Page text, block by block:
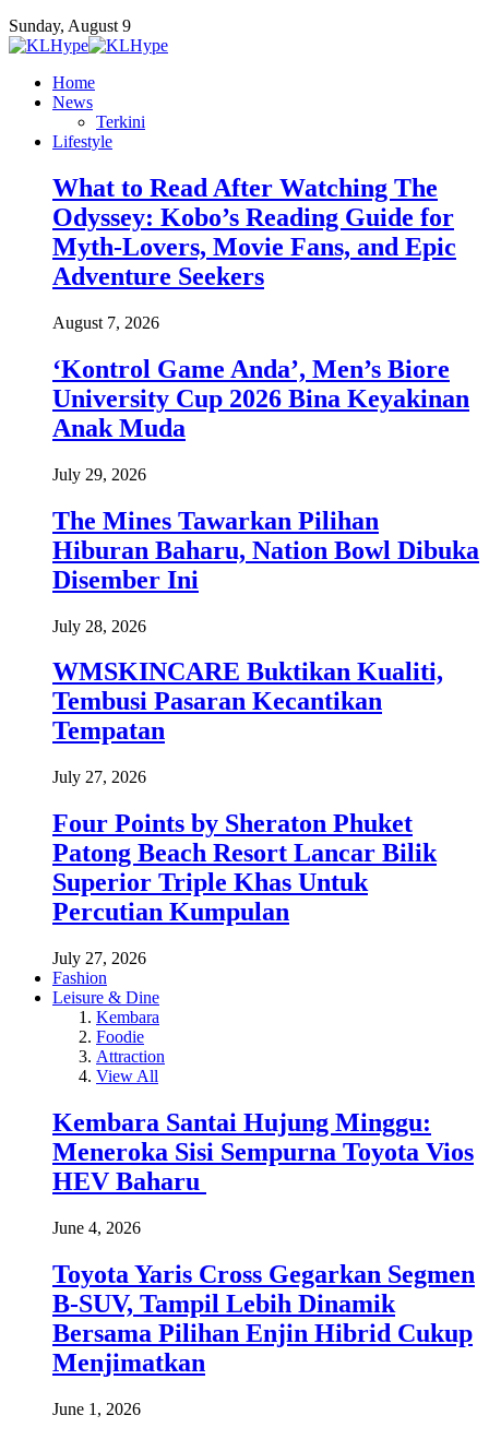
Sunday, August 9
Home
News
Terkini
Lifestyle
What to Read After Watching The
Odyssey: Kobo’s Reading Guide for
Myth-Lovers, Movie Fans, and Epic
Adventure Seekers
August 7, 2026
‘Kontrol Game Anda’, Men’s Biore
University Cup 2026 Bina Keyakinan
Anak Muda
July 29, 2026
The Mines Tawarkan Pilihan
Hiburan Baharu, Nation Bowl Dibuka
Disember Ini
July 28, 2026
WMSKINCARE Buktikan Kualiti,
Tembusi Pasaran Kecantikan
Tempatan
July 27, 2026
Four Points by Sheraton Phuket
Patong Beach Resort Lancar Bilik
Superior Triple Khas Untuk
Percutian Kumpulan
July 27, 2026
Fashion
Leisure & Dine
Kembara
Foodie
Attraction
View All
Kembara Santai Hujung Minggu:
Meneroka Sisi Sempurna Toyota Vios
HEV Baharu
June 4, 2026
Toyota Yaris Cross Gegarkan Segmen
B-SUV, Tampil Lebih Dinamik
Bersama Pilihan Enjin Hibrid Cukup
Menjimatkan
June 1, 2026